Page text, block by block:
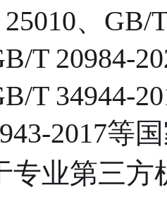
、GB/
T 20984-
T 34944-
2017等
专业第三方